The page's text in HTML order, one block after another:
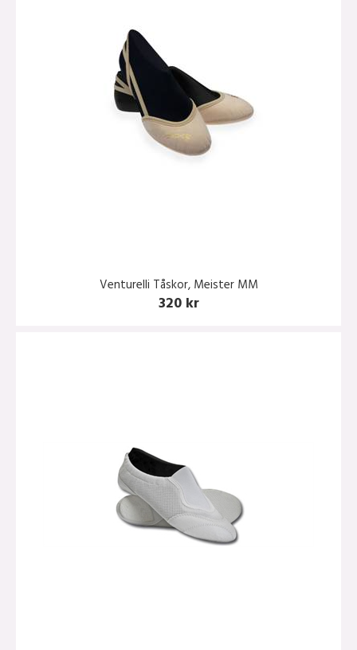
Venturelli Tåskor, Meister MM
320 kr